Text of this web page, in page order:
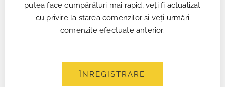
putea face cumpărături mai rapid, veți fi actualizat
cu privire la starea comenzilor și veți urmări
comenzile efectuate anterior.
ÎNREGISTRARE